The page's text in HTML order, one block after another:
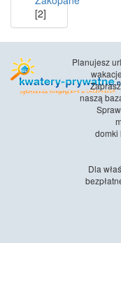
[2]
Planujesz
naszą
domki
Dla